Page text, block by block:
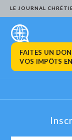
LE JOURNAL
FAITES UN
VOS IMPÔTS